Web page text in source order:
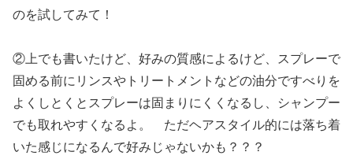
のを試してみて！
②上でも書いたけど、好みの質感によるけど、スプレーで
固める前にリンスやトリートメントなどの油分ですべりを
よくしとくとスプレーは固まりにくくなるし、シャンプー
でも取れやすくなるよ。 ただヘアスタイル的には落ち着
いた感じになるんで好みじゃないかも？？？